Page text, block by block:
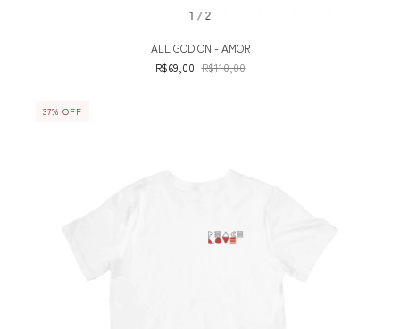
1 /2
ALL GOD ON - AMOR
R$69,00 R$110,00
37% OFF